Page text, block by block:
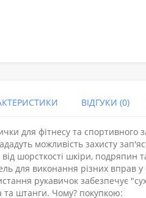
ВІДГУКИ (0)
для фітнесу та
можливість захисту
шорсткості шкіри, подряпин
для виконання різних вправ у
рукавичок забезпечує
та штанги. Чому? покупкою: